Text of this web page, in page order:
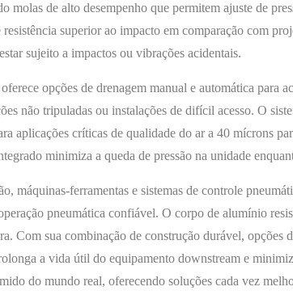
molas de alto desempenho que permitem ajuste de
superior ao impacto em comparação com
sujeito a impactos ou vibrações acidentais.
opções de drenagem manual e automática para
não tripuladas ou instalações de difícil acesso. O
aplicações críticas de qualidade do ar a 40 mícrons
minimiza a queda de pressão na unidade
máquinas-ferramentas e sistemas de controle
pneumática confiável. O corpo de alumínio
Com sua combinação de construção durável,
a vida útil do equipamento downstream e
do mundo real, oferecendo soluções cada vez